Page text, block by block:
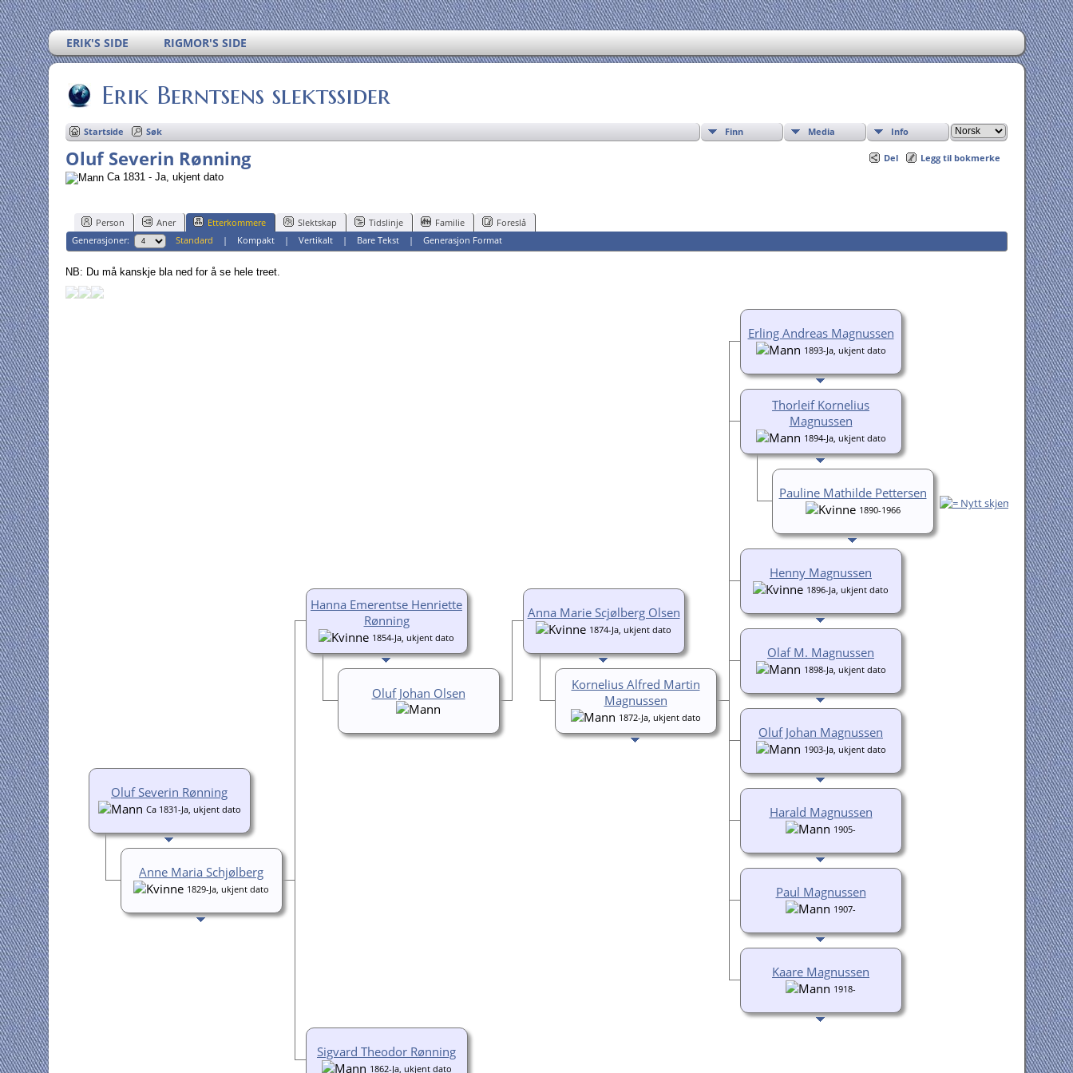
ERIK'S SIDE RIGMOR'S SIDE
Erik Berntsens slektssider
Startside Søk Finn Media Info
Del Legg til bokmerke
Oluf Severin Rønning
Ca 1831 - Ja, ukjent dato
Person Aner Etterkommere Slektskap Tidslinje Familie
Foreslå
Generasjoner:
Standard | Kompakt |Vertikalt | Bare Tekst |Generasjon Format
NB: Du må kanskje bla ned for å se hele treet.
Erling Andreas Magnussen
1893-Ja, ukjent dato
Thorleif Kornelius
Magnussen
1894-Ja, ukjent dato
Pauline Mathilde Pettersen
1890-1966
Henny Magnussen
1896-Ja, ukjent dato
Olaf M. Magnussen
1898-Ja, ukjent dato
Oluf Johan Magnussen
1903-Ja, ukjent dato
Harald Magnussen
1905-
Paul Magnussen
1907-
Kaare Magnussen
1918-
Anna Marie Scjølberg Olsen
1874-Ja, ukjent dato
Kornelius Alfred Martin
Magnussen
1872-Ja, ukjent dato
Hanna Emerentse Henriette
Rønning
1854-Ja, ukjent dato
Oluf Johan Olsen
Sigvard Theodor Rønning
1862-Ja, ukjent dato
Oluf Severin Rønning
Ca 1831-Ja, ukjent dato
Anne Maria Schjølberg
1829-Ja, ukjent dato